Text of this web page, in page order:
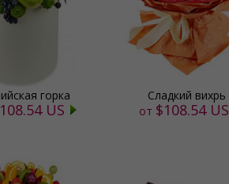
горка
US
Сладкий вихрь
от $108.54 US